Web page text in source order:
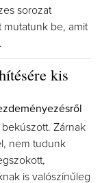
sorozat
be, amit
kis
Zárnak
nem tudunk
is valószínűleg